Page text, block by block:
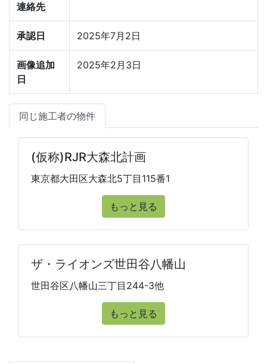
連絡先
承認日 2025年7月2日
画像追加
日
2025年2月3日
同じ施工者の物件
(仮称)RJR大森北計画
東京都大田区大森北5丁目115番1
もっと見る
ザ・ライオンズ世田谷八幡山
世田谷区八幡山三丁目244-3他
もっと見る